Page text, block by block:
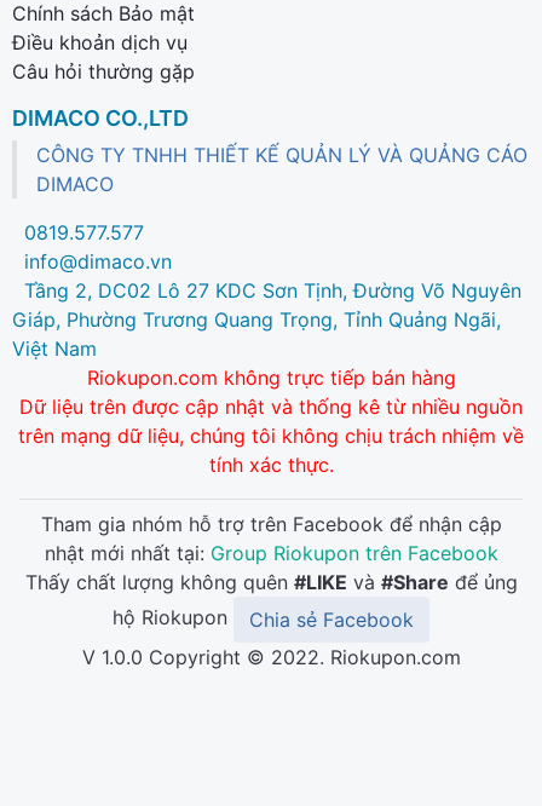
Chính sách Bảo mật
Điều khoản dịch vụ
Câu hỏi thường gặp
DIMACO CO.,LTD
CÔNG TY TNHH THIẾT KẾ QUẢN LÝ VÀ QUẢNG CÁO
DIMACO
0819.577.577
info@dimaco.vn
Tầng 2, DC02 Lô 27 KDC Sơn Tịnh, Đường Võ Nguyên
Giáp, Phường Trương Quang Trọng, Tỉnh Quảng Ngãi,
Việt Nam
Riokupon.com không trực tiếp bán hàng
Dữ liệu trên được cập nhật và thống kê từ nhiều nguồn
trên mạng dữ liệu, chúng tôi không chịu trách nhiệm về
tính xác thực.
Tham gia nhóm hỗ trợ trên Facebook để nhận cập
nhật mới nhất tại: Group Riokupon trên Facebook
Thấy chất lượng không quên #LIKE và #Share để ủng
hộ Riokupon
Chia sẻ Facebook
V 1.0.0 Copyright © 2022. Riokupon.com